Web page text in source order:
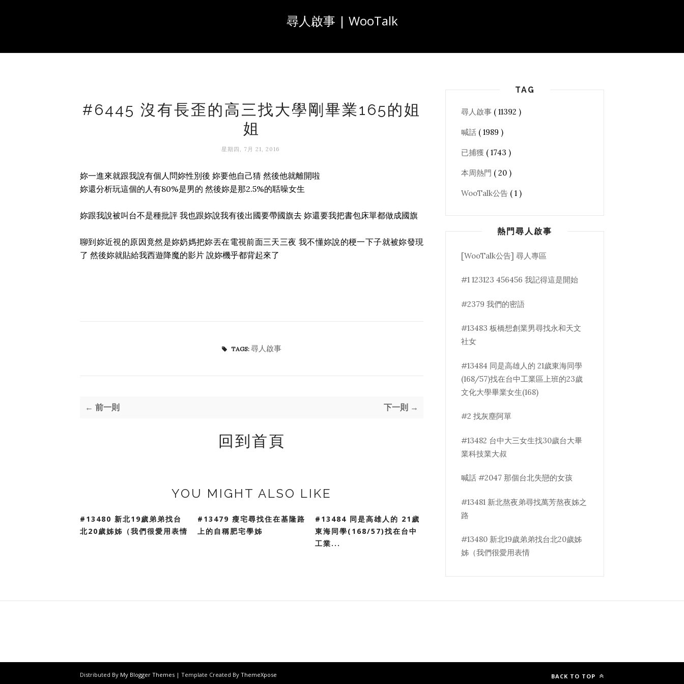
尋人啟事 | WooTalk
#6445 沒有長歪的高三找大學剛畢業165的姐
姐
星期四, 7月 21, 2016
妳一進來就跟我說有個人問妳性別後 妳要他自己猜 然後他就離開啦
妳還分析玩這個的人有80%是男的 然後妳是那2.5%的聒噪女生
妳跟我說被叫台不是種批評 我也跟妳說我有後出國要帶國旗去 妳還要我把書包床單都做成國旗
聊到妳近視的原因竟然是妳奶媽把妳丟在電視前面三天三夜 我不懂妳說的梗一下子就被妳發現
了 然後妳就貼給我西遊降魔的影片 說妳機乎都背起來了
TAGS: 尋人啟事
← 前一則 下一則 →
回到首頁
YOU MIGHT ALSO LIKE
#13480 新北19歲弟弟找台
北20歲姊姊（我們很愛用表情
#13479 瘦宅尋找住在基隆路
上的自稱肥宅學姊
#13484 同是高雄人的 21歲
東海同學(168/57)找在台中
工業...
TAG
尋人啟事 ( 11392 )
喊話 ( 1989 )
已捕獲 ( 1743 )
本周熱門 ( 20 )
WooTalk公告 ( 1 )
熱門尋人啟事
[WooTalk公告] 尋人專區
#1 123123 456456 我記得這是開始
#2379 我們的密語
#13483 板橋想創業男尋找永和天文
社女
#13484 同是高雄人的 21歲東海同學
(168/57)找在台中工業區上班的23歲
文化大學畢業女生(168)
#2 找灰塵阿單
#13482 台中大三女生找30歲台大畢
業科技業大叔
喊話 #2047 那個台北失戀的女孩
#13481 新北熬夜弟尋找萬芳熬夜姊之
路
#13480 新北19歲弟弟找台北20歲姊
姊（我們很愛用表情
Distributed By My Blogger Themes | Template Created By ThemeXpose BACK TO TOP